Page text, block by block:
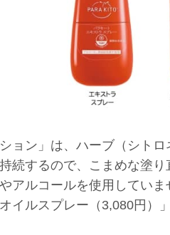
ション」は、ハーブ（シト
続するので、こまめな塗
アルコールを使用してい
イルスプレー（3,080円）